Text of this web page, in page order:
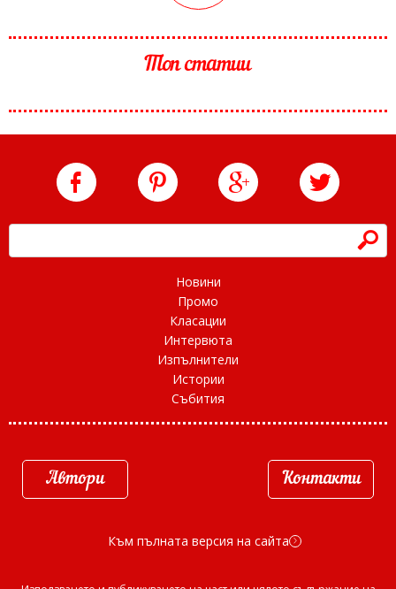
Топ статии
h
Новини
Промо
Класации
Интервюта
Изпълнители
Истории
Събития
Автори Контакти
Към пълната версия на сайта d